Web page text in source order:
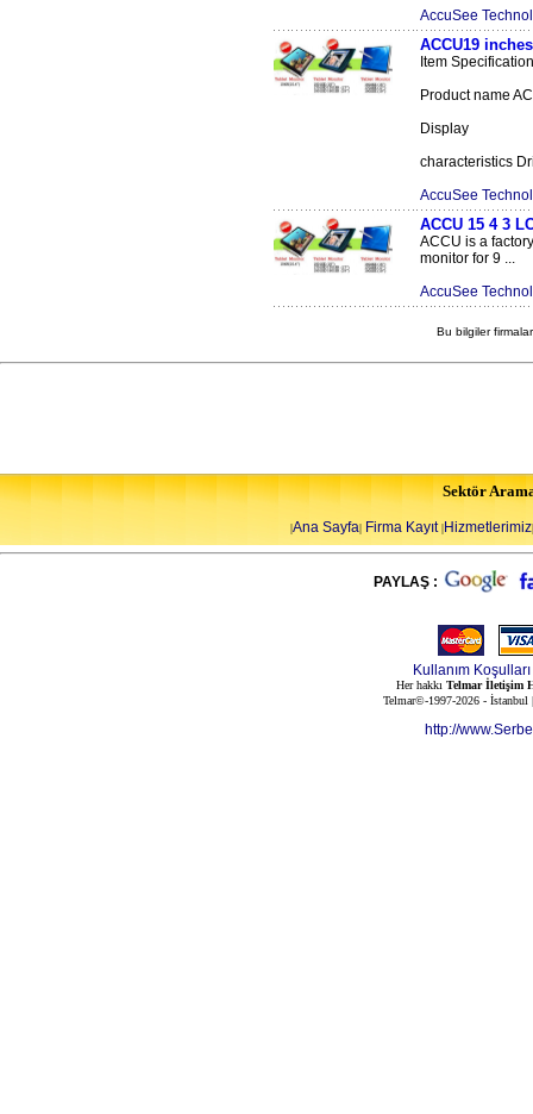
AccuSee
ACCU19
Item
Product name
Display
characteristics
AccuSee
ACCU 15 4 3
ACCU is a
monitor for 9 ...
AccuSee
Bu bilgiler
Sektör
|Ana Sayfa| Firma Kayıt|Hizmetlerimiz|
PAYLAŞ :
Kullanım Koşulları
Her hakkı Telmar İletişim
Telmar©-1997-2026 -
http://